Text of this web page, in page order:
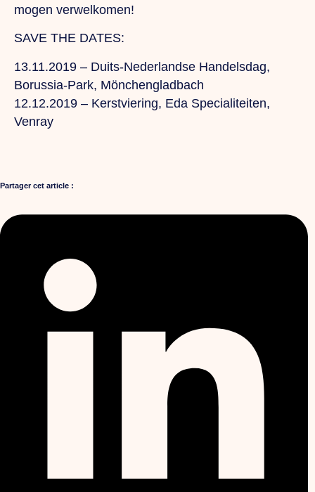
mogen verwelkomen!
SAVE THE DATES:
13.11.2019 – Duits-Nederlandse Handelsdag,
Borussia-Park, Mönchengladbach
12.12.2019 – Kerstviering, Eda Specialiteiten,
Venray
Partager cet article :